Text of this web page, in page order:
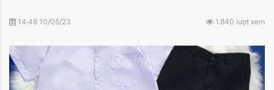
14:48 10/05/23 1.840 lượt xem